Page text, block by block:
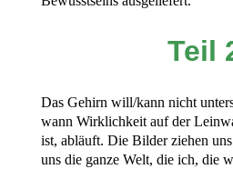
Teil
Das Gehirn will/kann nicht
wann Wirklichkeit auf der
ist, abläuft. Die Bilder ziehen
uns die ganze Welt, die ich, die